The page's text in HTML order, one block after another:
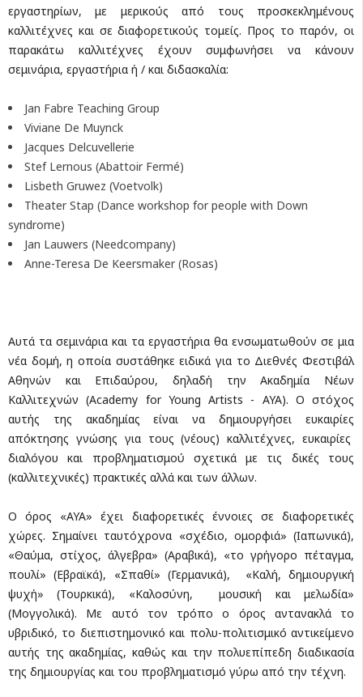
εργαστηρίων, με μερικούς από τους προσκεκλημένους
καλλιτέχνες και σε διαφορετικούς τομείς. Προς το παρόν, οι
παρακάτω καλλιτέχνες έχουν συμφωνήσει να κάνουν
σεμινάρια, εργαστήρια ή / και διδασκαλία:
Jan Fabre Teaching Group
Viviane De Muynck
Jacques Delcuvellerie
Stef Lernous (Abattoir Fermé)
Lisbeth Gruwez (Voetvolk)
Theater Stap (Dance workshop for people with Down
syndrome)
Jan Lauwers (Needcompany)
Anne-Teresa De Keersmaker (Rosas)
Αυτά τα σεμινάρια και τα εργαστήρια θα ενσωματωθούν σε μια
νέα δομή, η οποία συστάθηκε ειδικά για το Διεθνές Φεστιβάλ
Αθηνών και Επιδαύρου, δηλαδή την Ακαδημία Νέων
Καλλιτεχνών (Academy for Young Artists - AYA). Ο στόχος
αυτής της ακαδημίας είναι να δημιουργήσει ευκαιρίες
απόκτησης γνώσης για τους (νέους) καλλιτέχνες, ευκαιρίες
διαλόγου και προβληματισμού σχετικά με τις δικές τους
(καλλιτεχνικές) πρακτικές αλλά και των άλλων.
Ο όρος «AYA» έχει διαφορετικές έννοιες σε διαφορετικές
χώρες. Σημαίνει ταυτόχρονα «σχέδιο, ομορφιά» (Ιαπωνικά),
«Θαύμα, στίχος, άλγεβρα» (Αραβικά), «το γρήγορο πέταγμα,
πουλί» (Εβραϊκά), «Σπαθί» (Γερμανικά), «Καλή, δημιουργική
ψυχή» (Τουρκικά), «Καλοσύνη, μουσική και μελωδία»
(Μογγολικά). Με αυτό τον τρόπο ο όρος αντανακλά το
υβριδικό, το διεπιστημονικό και πολυ-πολιτισμικό αντικείμενο
αυτής της ακαδημίας, καθώς και την πολυεπίπεδη διαδικασία
της δημιουργίας και του προβληματισμό γύρω από την τέχνη.